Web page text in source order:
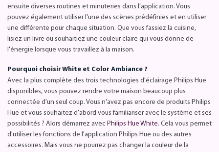
ensuite diverses routines et minuteries dans l'application. Vous
pouvez également utiliser l'une des scènes prédéfinies et en utiliser
une différente pour chaque situation. Que vous fassiez la cuisine,
lisiez un livre ou souhaitiez une couleur claire qui vous donne de
l'énergie lorsque vous travaillez à la maison.
Pourquoi choisir White et Color Ambiance ?
Avec la plus complète des trois technologies d'éclairage Philips Hue
disponibles, vous pouvez rendre votre maison beaucoup plus
connectée d'un seul coup. Vous n'avez pas encore de produits Philips
Hue et vous souhaitez d'abord vous familiariser avec le système et ses
possibilités ? Alors démarrez avec Philips Hue White. Cela vous permet
d'utiliser les fonctions de l'application Philips Hue ou des autres
accessoires. Mais vous ne pourrez pas changer la couleur de la